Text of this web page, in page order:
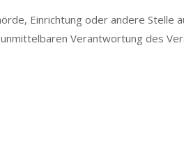
Einrichtung oder andere
Verantwortung des